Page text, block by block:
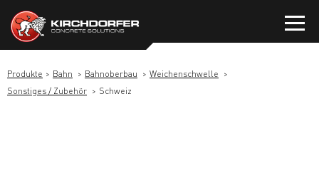
Inhalt
springen
Produkte Bahn Bahnoberbau
Weichenschwelle
Sonstiges / Zubehör
Schweiz